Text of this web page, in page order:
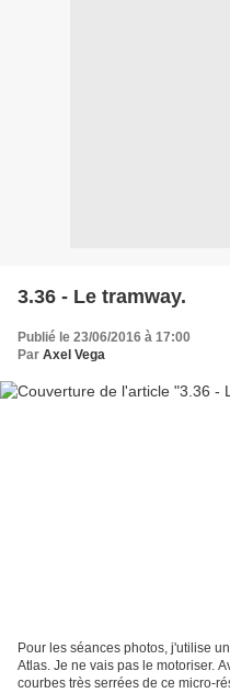
3.36 - Le tramway.
Publié le 23/06/2016 à 17:00
Par Axel Vega
Pour les séances photos, j'utilise
Atlas. Je ne vais pas le motoriser.
courbes très serrées de ce micro-